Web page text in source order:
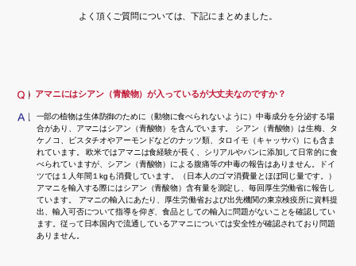
よく頂くご質問については、下記にまとめました。
アマニにはシアン（青酸物）が入っているが大丈夫なのですか？
一部の植物は生体防御のために（動物に食べられないように）中毒成分を分泌する場
合があり、アマニはシアン（青酸物）を含んでいます。 シアン（青酸物）は生梅、タ
ケノコ、ピスタチオやアーモンドなどのナッツ類、タロイモ（キャッサバ）にも含ま
れています。 欧米ではアマニは食経験が長く、シリアルやパンに添加して日常的に食
べられていますが、シアン（青酸物）による腹痛等の中毒の報告はありません。ドイ
ツでは１人年間１kgも消費しています。（日本人のゴマ消費量とほぼ同じ量です。）
アマニを輸入する際にはシアン（青酸物）含有量を測定し、毎回厚生労働省に報告し
ています。 アマニの輸入にあたり、厚生労働省および出先機関の東京検疫所に資料提
出、輸入可否について指導を仰ぎ、食品としての輸入に問題がないことを確認してい
ます。従って日本国内で流通しているアマニについては安全性が確認されており問題
ありません。